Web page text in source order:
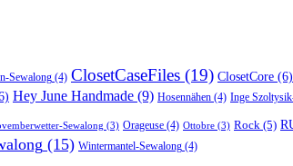
Sewalong (4) ClosetCaseFiles (19) ClosetCore (6)
Hey June Handmade (9) Hosennähen (4) Inge
Sewalong (3) Orageuse (4) Ottobre (3) Rock (5)
(15) Wintermantel-Sewalong (4)